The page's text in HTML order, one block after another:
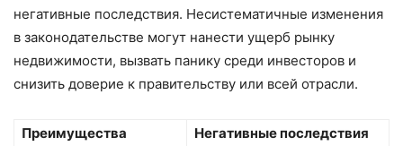
негативные последствия. Несистематичные изменения
в законодательстве могут нанести ущерб рынку
недвижимости, вызвать панику среди инвесторов и
снизить доверие к правительству или всей отрасли.
Преимущества
Негативные последствия